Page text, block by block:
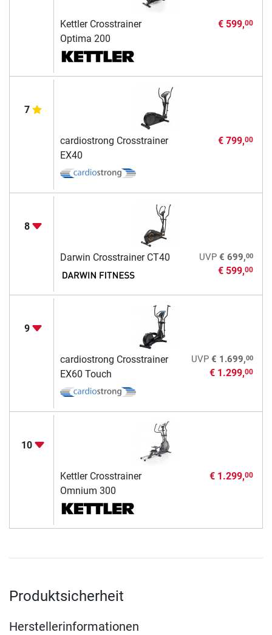
Kettler Crosstrainer
Optima 200
€ 599,00
7
cardiostrong Crosstrainer
EX40
€ 799,00
8
Darwin Crosstrainer CT40 UVP € 699,00
€ 599,00
9
cardiostrong Crosstrainer
EX60 Touch
UVP € 1.699,00
€ 1.299,00
10
Kettler Crosstrainer
Omnium 300
€ 1.299,00
Produktsicherheit
Herstellerinformationen